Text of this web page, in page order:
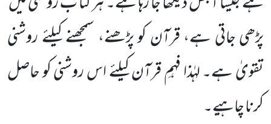
پڑھی جاتی ہے، قرآن کو پڑھنے، سمجھنے کیلئے روشنی
تقویٰ ہے۔ لہٰذا فہمِ قرآن کیلئے اس روشنی کو حاصل
کرنا چاہیے۔